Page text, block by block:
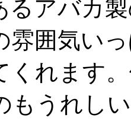
るアバカ
雰囲気い
くれます
もうれし